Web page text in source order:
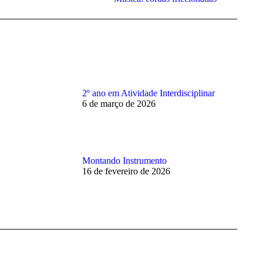
2º ano em Atividade Interdisciplinar
6 de março de 2026
Montando Instrumento
16 de fevereiro de 2026